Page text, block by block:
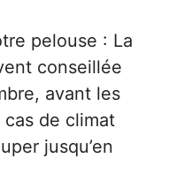
pelouse : La
conseillée
avant les
de climat
jusqu’en